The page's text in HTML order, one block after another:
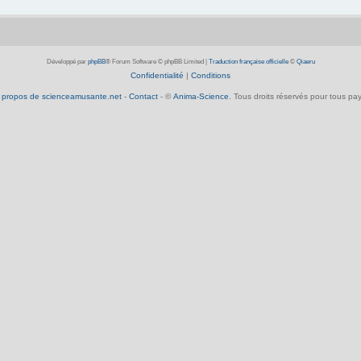
Développé par phpBB® Forum Software © phpBB Limited Traduction française officielle© Qiaeru
Confidentialité | Conditions
propos de scienceamusante.net- Contact- © Anima-Science . Tous droits réservés pour tous